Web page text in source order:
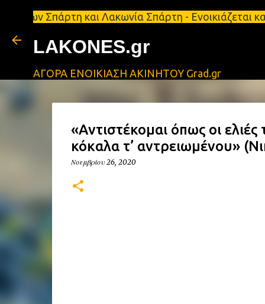
και Λακωνία Σπάρτη - Ενοικιάζεται
LAKONES.gr
ΑΓΟΡΑ ΕΝΟΙΚΙΑΣΗ ΑΚΙΝΗΤΟΥ Grad.gr
«Αντιστέκομαι όπως οι
κόκαλα τ’ αντρειωμένου»
Νοεμβρίου 26, 2020